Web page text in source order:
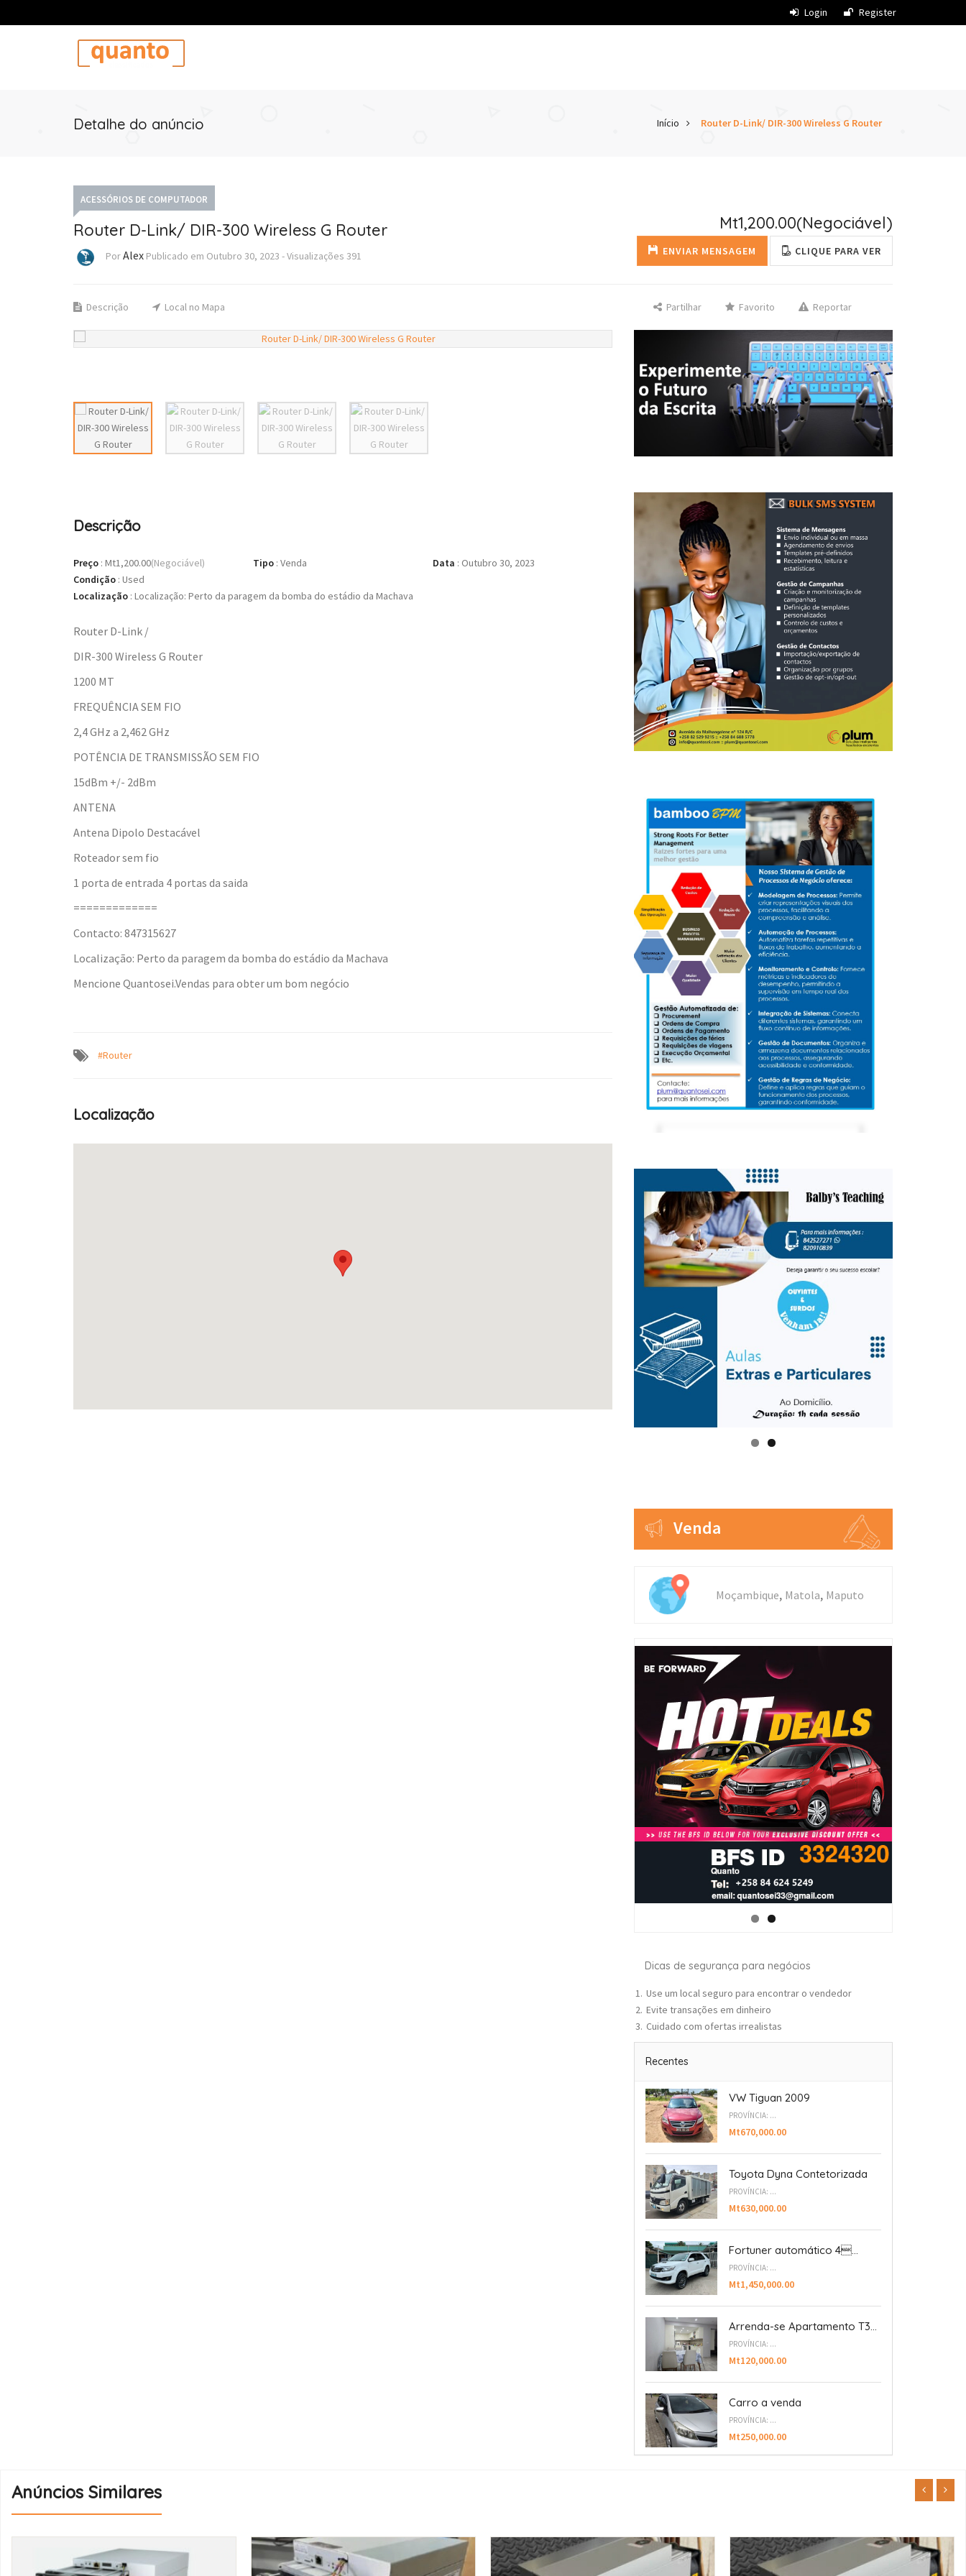
Login Register
Detalhe do anúncio Início Router D-Link/ DIR-300 Wireless G Router
ACESSÓRIOS DE COMPUTADOR
Router D-Link/ DIR-300 Wireless G Router
PorAlex Publicado em Outubro 30, 2023 -Visualizações 391
Mt1,200.00(Negociável)
ENVIAR MENSAGEM CLIQUE PARA VER
Descrição Local no Mapa Partilhar Favorito Reportar
Descrição
Preço : Mt1,200.00(Negociável) Tipo : Venda Data : Outubro 30, 2023
Condição : Used
Localização : Localização: Perto da paragem da bomba do estádio da Machava
Router D-Link /
DIR-300 Wireless G Router
1200 MT
FREQUÊNCIA SEM FIO
2,4 GHz a 2,462 GHz
POTÊNCIA DE TRANSMISSÃO SEM FIO
15dBm +/- 2dBm
ANTENA
Antena Dipolo Destacável
Roteador sem fio
1 porta de entrada 4 portas da saida
=============
Contacto: 847315627
Localização: Perto da paragem da bomba do estádio da Machava
Mencione Quantosei.Vendas para obter um bom negócio
#Router
Localização
Venda
Moçambique, Matola, Maputo
Dicas de segurança para negócios
Use um local seguro para encontrar o vendedor
Evite transações em dinheiro
Cuidado com ofertas irrealistas
Recentes
VW Tiguan 2009
PROVÍNCIA: ...
Mt670,000.00
Toyota Dyna Contetorizada
PROVÍNCIA: ...
Mt630,000.00
Fortuner automático 4...
PROVÍNCIA: ...
Mt1,450,000.00
Arrenda-se Apartamento T3...
PROVÍNCIA: ...
Mt120,000.00
Carro a venda
PROVÍNCIA: ...
Mt250,000.00
Anúncios Similares